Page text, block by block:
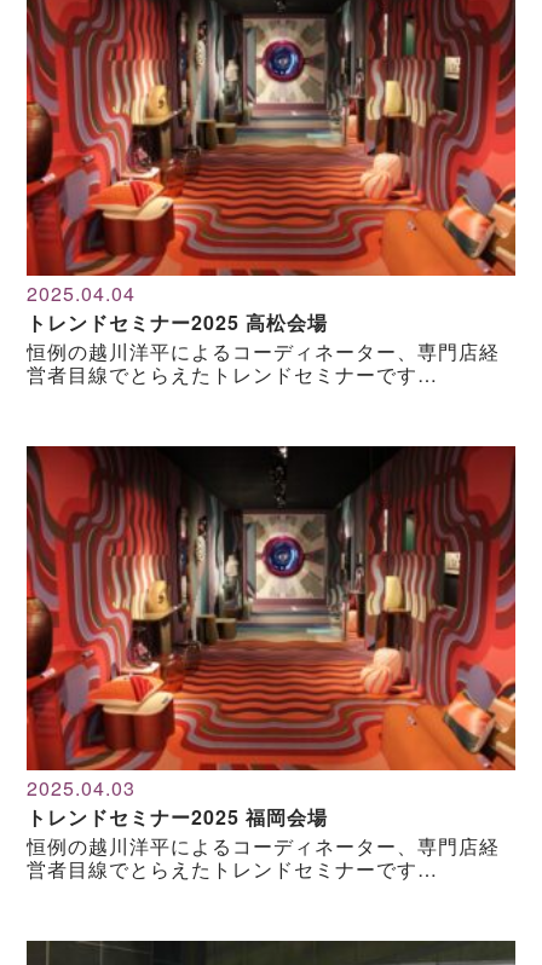
2025.04.04
トレンドセミナー2025 高松会場
恒例の越川洋平によるコーディネーター、専門店経
営者目線でとらえたトレンドセミナーです…
2025.04.03
トレンドセミナー2025 福岡会場
恒例の越川洋平によるコーディネーター、専門店経
営者目線でとらえたトレンドセミナーです…